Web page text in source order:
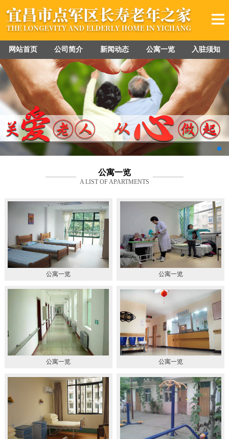
网站首页 公司简介 新闻动态 公寓一览 入驻须知
公寓一览
A LIST OF APARTMENTS
公寓一览 公寓一览
公寓一览 公寓一览